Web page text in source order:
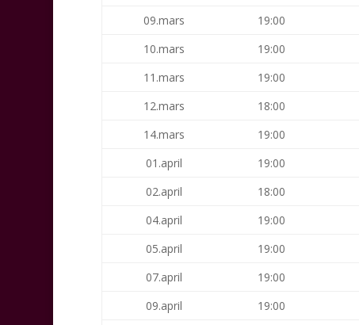
09.mars
19:00
10.mars
19:00
11.mars
19:00
12.mars
18:00
14.mars
19:00
01.april
19:00
02.april
18:00
04.april
19:00
05.april
19:00
07.april
19:00
09.april
19:00